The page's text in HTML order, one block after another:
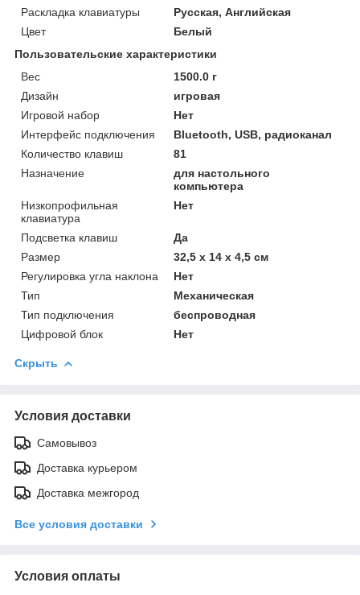
Раскладка клавиатуры
Русская, Английская
Цвет
Белый
Пользовательские характеристики
Вес
1500.0 г
Дизайн
игровая
Игровой набор
Нет
Интерфейс подключения
Bluetooth, USB, радиоканал
Количество клавиш
81
Назначение
для настольного
компьютера
Низкопрофильная
клавиатура
Нет
Подсветка клавиш
Да
Размер
32,5 x 14 x 4,5 см
Регулировка угла наклона
Нет
Тип
Механическая
Тип подключения
беспроводная
Цифровой блок
Нет
Скрыть
Условия доставки
Самовывоз
Доставка курьером
Доставка межгород
Все условия доставки
Условия оплаты